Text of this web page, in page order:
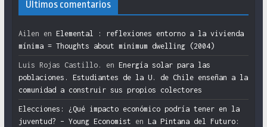
Últimos comentarios
Ailen en Elemental : reflexiones entorno a la vivienda
mínima = Thoughts about minimum dwelling (2004)
Luis Rojas Castillo. en Energía solar para las
poblaciones. Estudiantes de la U. de Chile enseñan a la
comunidad a construir sus propios colectores
Elecciones: ¿Qué impacto económico podría tener en la
juventud? – Young Economist en La Pintana del Futuro: